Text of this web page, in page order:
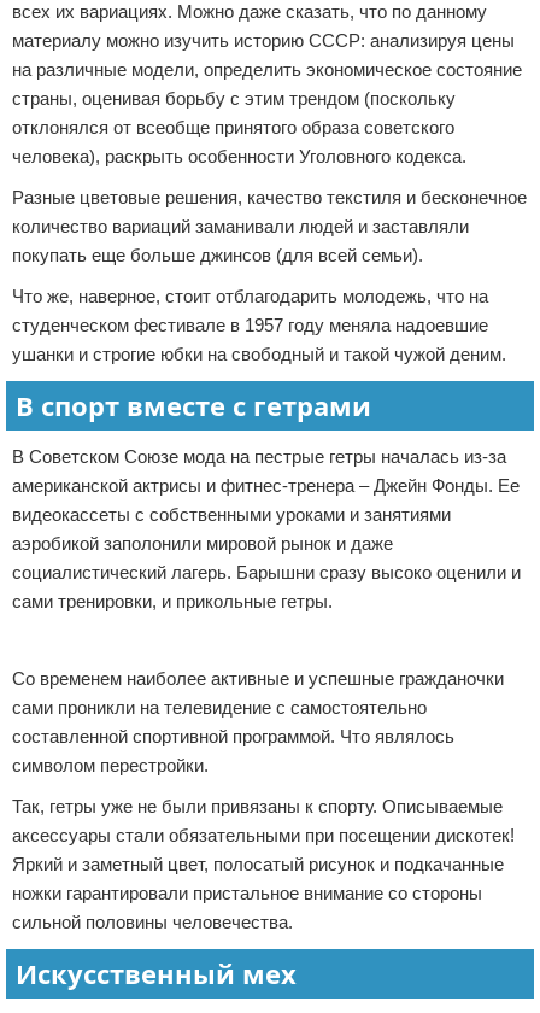
всех их вариациях. Можно даже сказать, что по данному
материалу можно изучить историю СССР: анализируя цены
на различные модели, определить экономическое состояние
страны, оценивая борьбу с этим трендом (поскольку
отклонялся от всеобще принятого образа советского
человека), раскрыть особенности Уголовного кодекса.
Разные цветовые решения, качество текстиля и бесконечное
количество вариаций заманивали людей и заставляли
покупать еще больше джинсов (для всей семьи).
Что же, наверное, стоит отблагодарить молодежь, что на
студенческом фестивале в 1957 году меняла надоевшие
ушанки и строгие юбки на свободный и такой чужой деним.
В спорт вместе с гетрами
В Советском Союзе мода на пестрые гетры началась из-за
американской актрисы и фитнес-тренера – Джейн Фонды. Ее
видеокассеты с собственными уроками и занятиями
аэробикой заполонили мировой рынок и даже
социалистический лагерь. Барышни сразу высоко оценили и
сами тренировки, и прикольные гетры.
Со временем наиболее активные и успешные гражданочки
сами проникли на телевидение с самостоятельно
составленной спортивной программой. Что являлось
символом перестройки.
Так, гетры уже не были привязаны к спорту. Описываемые
аксессуары стали обязательными при посещении дискотек!
Яркий и заметный цвет, полосатый рисунок и подкачанные
ножки гарантировали пристальное внимание со стороны
сильной половины человечества.
Искусственный мех